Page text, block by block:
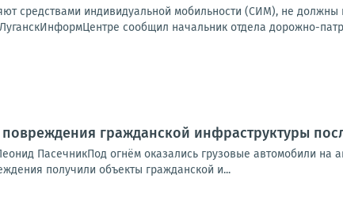
средствами индивидуальной мобильности (СИМ), не
сообщил начальник отдела дорожно-
гражданской инфраструктуры
ПасечникПод огнём оказались грузовые автомобили на
получили объекты гражданской и...